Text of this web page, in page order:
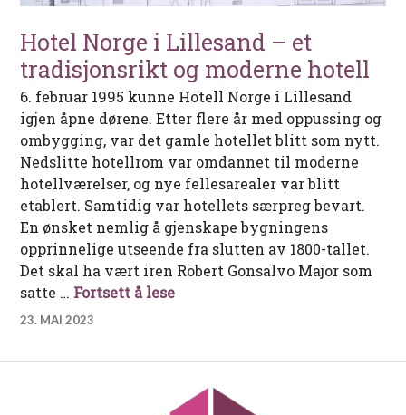
Hotel Norge i Lillesand – et
tradisjonsrikt og moderne hotell
6. februar 1995 kunne Hotell Norge i Lillesand
igjen åpne dørene. Etter flere år med oppussing og
ombygging, var det gamle hotellet blitt som nytt.
Nedslitte hotellrom var omdannet til moderne
hotellværelser, og nye fellesarealer var blitt
etablert. Samtidig var hotellets særpreg bevart.
En ønsket nemlig å gjenskape bygningens
opprinnelige utseende fra slutten av 1800-tallet.
Det skal ha vært iren Robert Gonsalvo Major som
satte … Fortsett å leseHotel Norge i Lillesand – et
23. MAI 2023